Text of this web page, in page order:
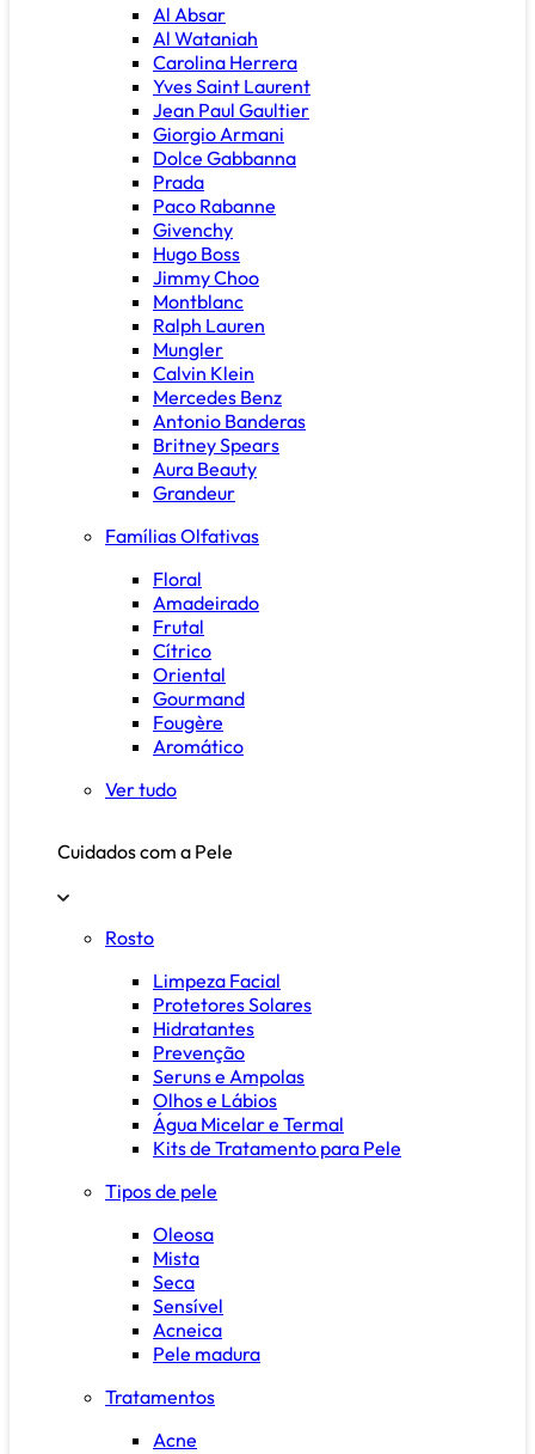
Al Absar
Al Wataniah
Carolina Herrera
Yves Saint Laurent
Jean Paul Gaultier
Giorgio Armani
Dolce Gabbanna
Prada
Paco Rabanne
Givenchy
Hugo Boss
Jimmy Choo
Montblanc
Ralph Lauren
Mungler
Calvin Klein
Mercedes Benz
Antonio Banderas
Britney Spears
Aura Beauty
Grandeur
Famílias Olfativas
Floral
Amadeirado
Frutal
Cítrico
Oriental
Gourmand
Fougère
Aromático
Ver tudo
Cuidados com a Pele
Rosto
Limpeza Facial
Protetores Solares
Hidratantes
Prevenção
Seruns e Ampolas
Olhos e Lábios
Água Micelar e Termal
Kits de Tratamento para Pele
Tipos de pele
Oleosa
Mista
Seca
Sensível
Acneica
Pele madura
Tratamentos
Acne